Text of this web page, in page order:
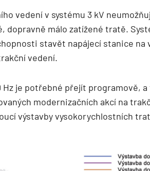
vedení v systému 3 kV
málo zatížené tratě.
stavět napájecí stanice na
vedení.
Hz je potřebné přejít programově, a
modernizačních akcí na
výstavby vysokorychlostních